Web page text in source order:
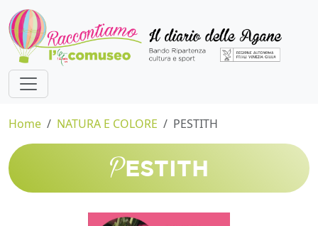
Home NATURA E COLORE PESTITH
PESTITH